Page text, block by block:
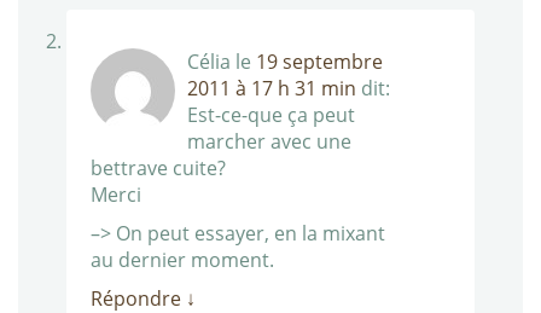
Célia le 19 septembre
2011 à 17 h 31 min dit:
Est-ce-que ça peut
marcher avec une
bettrave cuite?
Merci
–> On peut essayer, en la mixant
au dernier moment.
Répondre ↓